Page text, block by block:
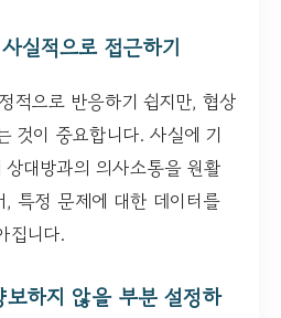
실적으로 접근하기
적으로 반응하기 쉽지만, 협상
것이 중요합니다. 사실에 기
대방과의 의사소통을 원활
특정 문제에 대한 데이터를
집니다.
하지 않을 부분 설정하